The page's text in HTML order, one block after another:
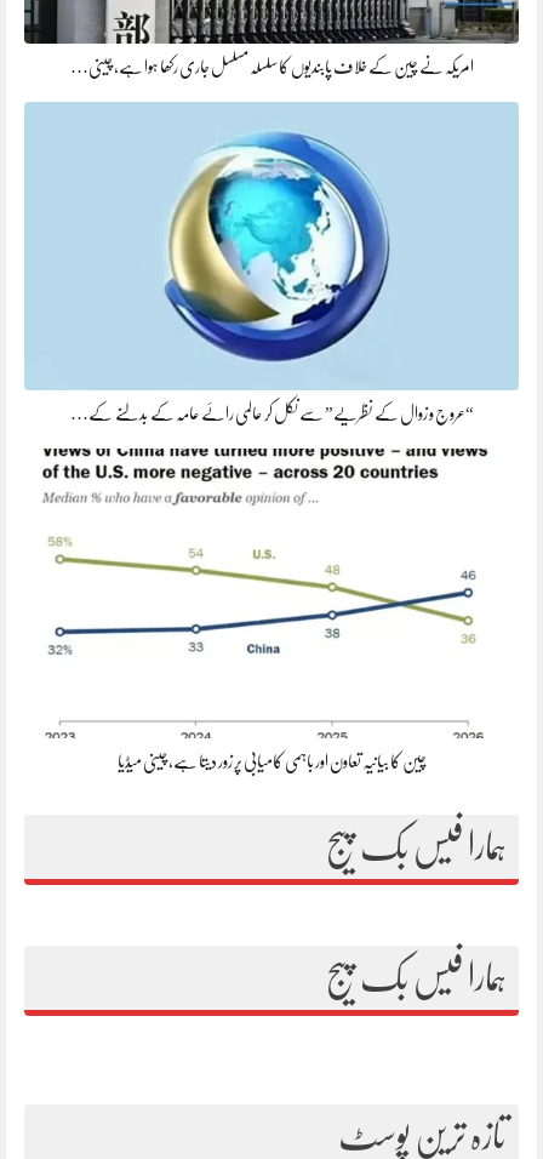
امریکہ نے چین کے خلاف پابندیوں کا سلسلہ مسلسل جاری رکھا ہوا ہے، چینی…
“عروج و زوال کے نظریے” سے نکل کر عالمی رائے عامہ کے بدلنے کے…
چین کا بیانیہ تعاون اور باہمی کامیابی پر زور دیتا ہے، چینی میڈیا
ہمارا فیس بک پیج
ہمارا فیس بک پیج
تازہ ترین پوسٹ